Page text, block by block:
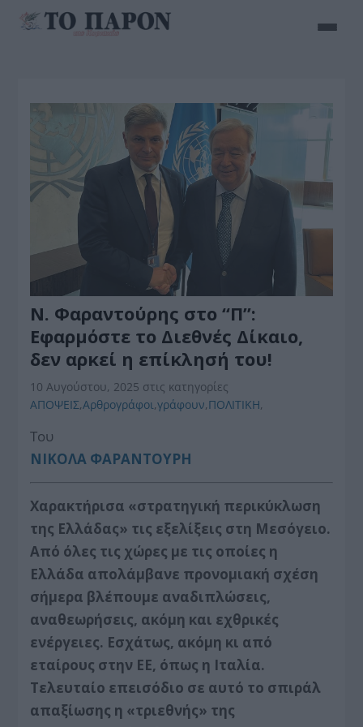
Ν. Φαραντούρης στο “Π”:
Εφαρμόστε το Διεθνές Δίκαιο,
δεν αρκεί η επίκλησή του!
10 Αυγούστου, 2025 στις κατηγορίες
ΑΠΟΨΕΙΣ,Αρθρογράφοι,γράφουν,ΠΟΛΙΤΙΚΗ,
Του
ΝΙΚΟΛΑ ΦΑΡΑΝΤΟΥΡΗ
Χαρακτήρισα «στρατηγική περικύκλωση
της Ελλάδας» τις εξελίξεις στη Μεσόγειο.
Από όλες τις χώρες με τις οποίες η
Ελλάδα απολάμβανε προνομιακή σχέση
σήμερα βλέπουμε αναδιπλώσεις,
αναθεωρήσεις, ακόμη και εχθρικές
ενέργειες. Εσχάτως, ακόμη κι από
εταίρους στην ΕΕ, όπως η Ιταλία.
Τελευταίο επεισόδιο σε αυτό το σπιράλ
απαξίωσης η «τριεθνής» της